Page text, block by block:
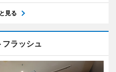
見る
フラッシュ